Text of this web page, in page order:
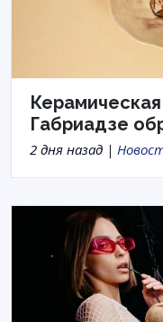
Габриадзе
2 дня назад |